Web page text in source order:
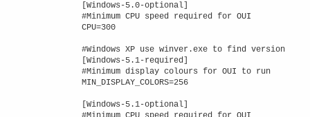
[Windows-5.0-optional]
#Minimum CPU speed required for OUI
CPU=300
#Windows XP use winver.exe to find version
[Windows-5.1-required]
#Minimum display colours for OUI to run
MIN_DISPLAY_COLORS=256
[Windows-5.1-optional]